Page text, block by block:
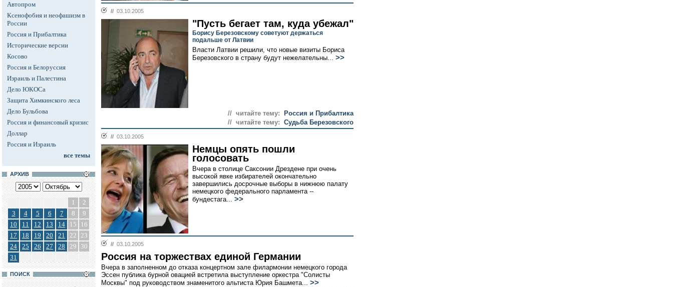
Автопром
Ксенофобия и неофашизм в
России
Россия и Прибалтика
Исторические версии
Косово
Россия и Белоруссия
Израиль и Палестина
Дело ЮКОСа
Защита Химкинского леса
Дело Бульбова
Россия и финансовый кризис
Доллар
Россия и Израиль
все темы
АРХИВ
1
2
3
4 5 6 7 8
9
10
11 12 13 14 15
16
17
18 19 20 21 22 23
24
25 26 27 28 29
30
31
ПОИСК
// 03.10.2005
"Пусть бегает там, куда убежал"
Борису Березовскому советуют держаться
подальше от Латвии
Власти Латвии решили, что новые визиты Бориса
Березовского в страну будут нежелательны... >>
// читайте тему:
Россия и Прибалтика
// читайте тему: Судьба Березовского
// 03.10.2005
Немцы опять пошли
голосовать
Вчера в столице Саксонии Дрездене при очень
высокой явке избирателей окончательно
завершились досрочные выборы в нижнюю палату
немецкого федерального парламента --
бундестага... >>
// 03.10.2005
Россия на торжествах единой Германии
Вчера в заполненном до отказа концертном зале филармонии немецкого города
Эссен публика бурной овацией встретила выступление оркестра "Солисты
Москвы" под руководством знаменитого альтиста Юрия Башмета... >>